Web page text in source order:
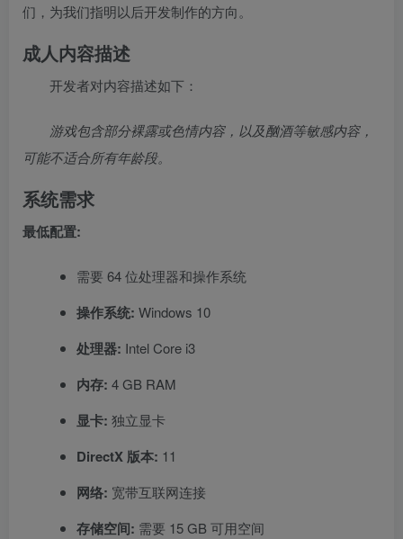
们，为我们指明以后开发制作的方向。
成人内容描述
开发者对内容描述如下：
游戏包含部分裸露或色情内容，以及酗酒等敏感内容，
可能不适合所有年龄段。
系统需求
最低配置:
需要 64 位处理器和操作系统
操作系统: Windows 10
处理器: Intel Core i3
内存: 4 GB RAM
显卡: 独立显卡
DirectX 版本: 11
网络: 宽带互联网连接
存储空间: 需要 15 GB 可用空间